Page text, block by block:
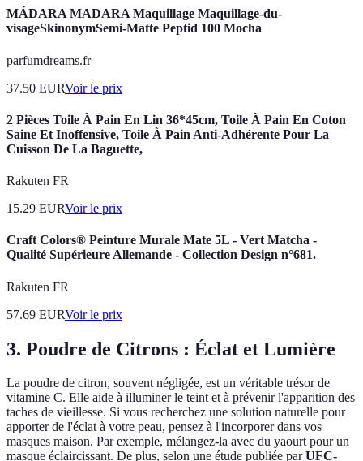
MÁDARA MADARA Maquillage Maquillage-du-
visageSkinonymSemi-Matte Peptid 100 Mocha
parfumdreams.fr
37.50 EURVoir le prix
2 Pièces Toile À Pain En Lin 36*45cm, Toile À Pain En Coton
Saine Et Inoffensive, Toile À Pain Anti-Adhérente Pour La
Cuisson De La Baguette,
Rakuten FR
15.29 EURVoir le prix
Craft Colors® Peinture Murale Mate 5L - Vert Matcha -
Qualité Supérieure Allemande - Collection Design n°681.
Rakuten FR
57.69 EURVoir le prix
3. Poudre de Citrons : Éclat et Lumière
La poudre de citron, souvent négligée, est un véritable trésor de
vitamine C. Elle aide à illuminer le teint et à prévenir l'apparition des
taches de vieillesse. Si vous recherchez une solution naturelle pour
apporter de l'éclat à votre peau, pensez à l'incorporer dans vos
masques maison. Par exemple, mélangez-la avec du yaourt pour un
masque éclaircissant. De plus, selon une étude publiée parUFC-